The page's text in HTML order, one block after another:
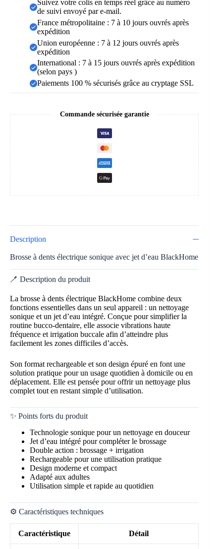
Suivez votre colis en temps réel grâce au numéro
de suivi envoyé par e-mail.
France métropolitaine : 7 à 10 jours ouvrés après
expédition
Union européenne : 7 à 12 jours ouvrés après
expédition
International : 7 à 15 jours ouvrés après expédition
(selon pays )
Paiements 100 % sécurisés grâce au cryptage SSL
Commande sécurisée garantie
Description
Brosse à dents électrique sonique avec jet d’eau BlackHome
🪥 Description du produit
La brosse à dents électrique BlackHome combine deux
fonctions essentielles dans un seul appareil : un nettoyage
sonique et un jet d’eau intégré. Conçue pour simplifier la
routine bucco-dentaire, elle associe vibrations haute
fréquence et irrigation buccale afin d’atteindre plus
facilement les zones difficiles d’accès.
Son format rechargeable et son design épuré en font une
solution pratique pour un usage quotidien à domicile ou en
déplacement. Elle est pensée pour offrir un nettoyage plus
complet tout en restant simple d’utilisation.
✨ Points forts du produit
Technologie sonique pour un nettoyage en douceur
Jet d’eau intégré pour compléter le brossage
Double action : brossage + irrigation
Rechargeable pour une utilisation pratique
Design moderne et compact
Adapté aux adultes
Utilisation simple et rapide au quotidien
⚙️ Caractéristiques techniques
Caractéristique Détail